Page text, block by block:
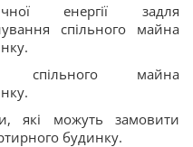
енергії задля
спільного майна
спільного майна
які можуть замовити
будинку.